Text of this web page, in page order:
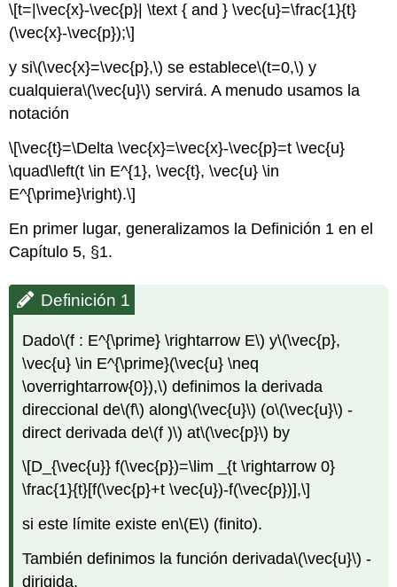
\[t=|\vec{x}-\vec{p}| \text { and } \vec{u}=\frac{1}{t}
(\vec{x}-\vec{p});\]
y si\(\vec{x}=\vec{p},\) se establece\(t=0,\) y
cualquiera\(\vec{u}\) servirá. A menudo usamos la
notación
\[\vec{t}=\Delta \vec{x}=\vec{x}-\vec{p}=t \vec{u}
\quad\left(t \in E^{1}, \vec{t}, \vec{u} \in
E^{\prime}\right).\]
En primer lugar, generalizamos la Definición 1 en el
Capítulo 5, §1.
Definición 1
Dado\(f : E^{\prime} \rightarrow E\) y\(\vec{p},
\vec{u} \in E^{\prime}(\vec{u} \neq
\overrightarrow{0}),\) definimos la derivada
direccional de\(f\) along\(\vec{u}\) (o\(\vec{u}\) -
direct derivada de\(f )\) at\(\vec{p}\) by
\[D_{\vec{u}} f(\vec{p})=\lim _{t \rightarrow 0}
\frac{1}{t}[f(\vec{p}+t \vec{u})-f(\vec{p})],\]
si este límite existe en\(E\) (finito).
También definimos la función derivada\(\vec{u}\) -
dirigida,